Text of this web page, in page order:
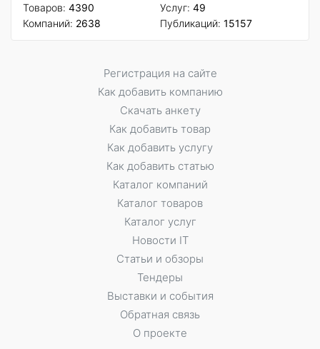
Товаров: 4390
Компаний: 2638
Услуг: 49
Публикаций: 15157
Регистрация на сайте
Как добавить компанию
Скачать анкету
Как добавить товар
Как добавить услугу
Как добавить статью
Каталог компаний
Каталог товаров
Каталог услуг
Новости IT
Статьи и обзоры
Тендеры
Выставки и события
Обратная связь
О проекте